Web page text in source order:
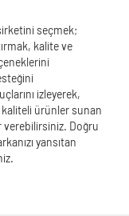
seçmek;
kalite ve
izleyerek,
kaliteli ürünler sunan
Doğru
yansıtan